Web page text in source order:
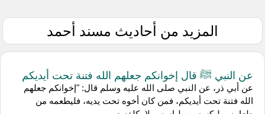
المزيد من أحاديث مسند أحمد
عن النبي ﷺ قال إخوانكم جعلهم الله فتنة تحت أيديكم
عن أبي ذر، عن النبي صلى الله عليه وسلم قال: "إخوانكم جعلهم
الله فتنة تحت أيديكم، فمن كان أخوه تحت يديه، فليطعمه من